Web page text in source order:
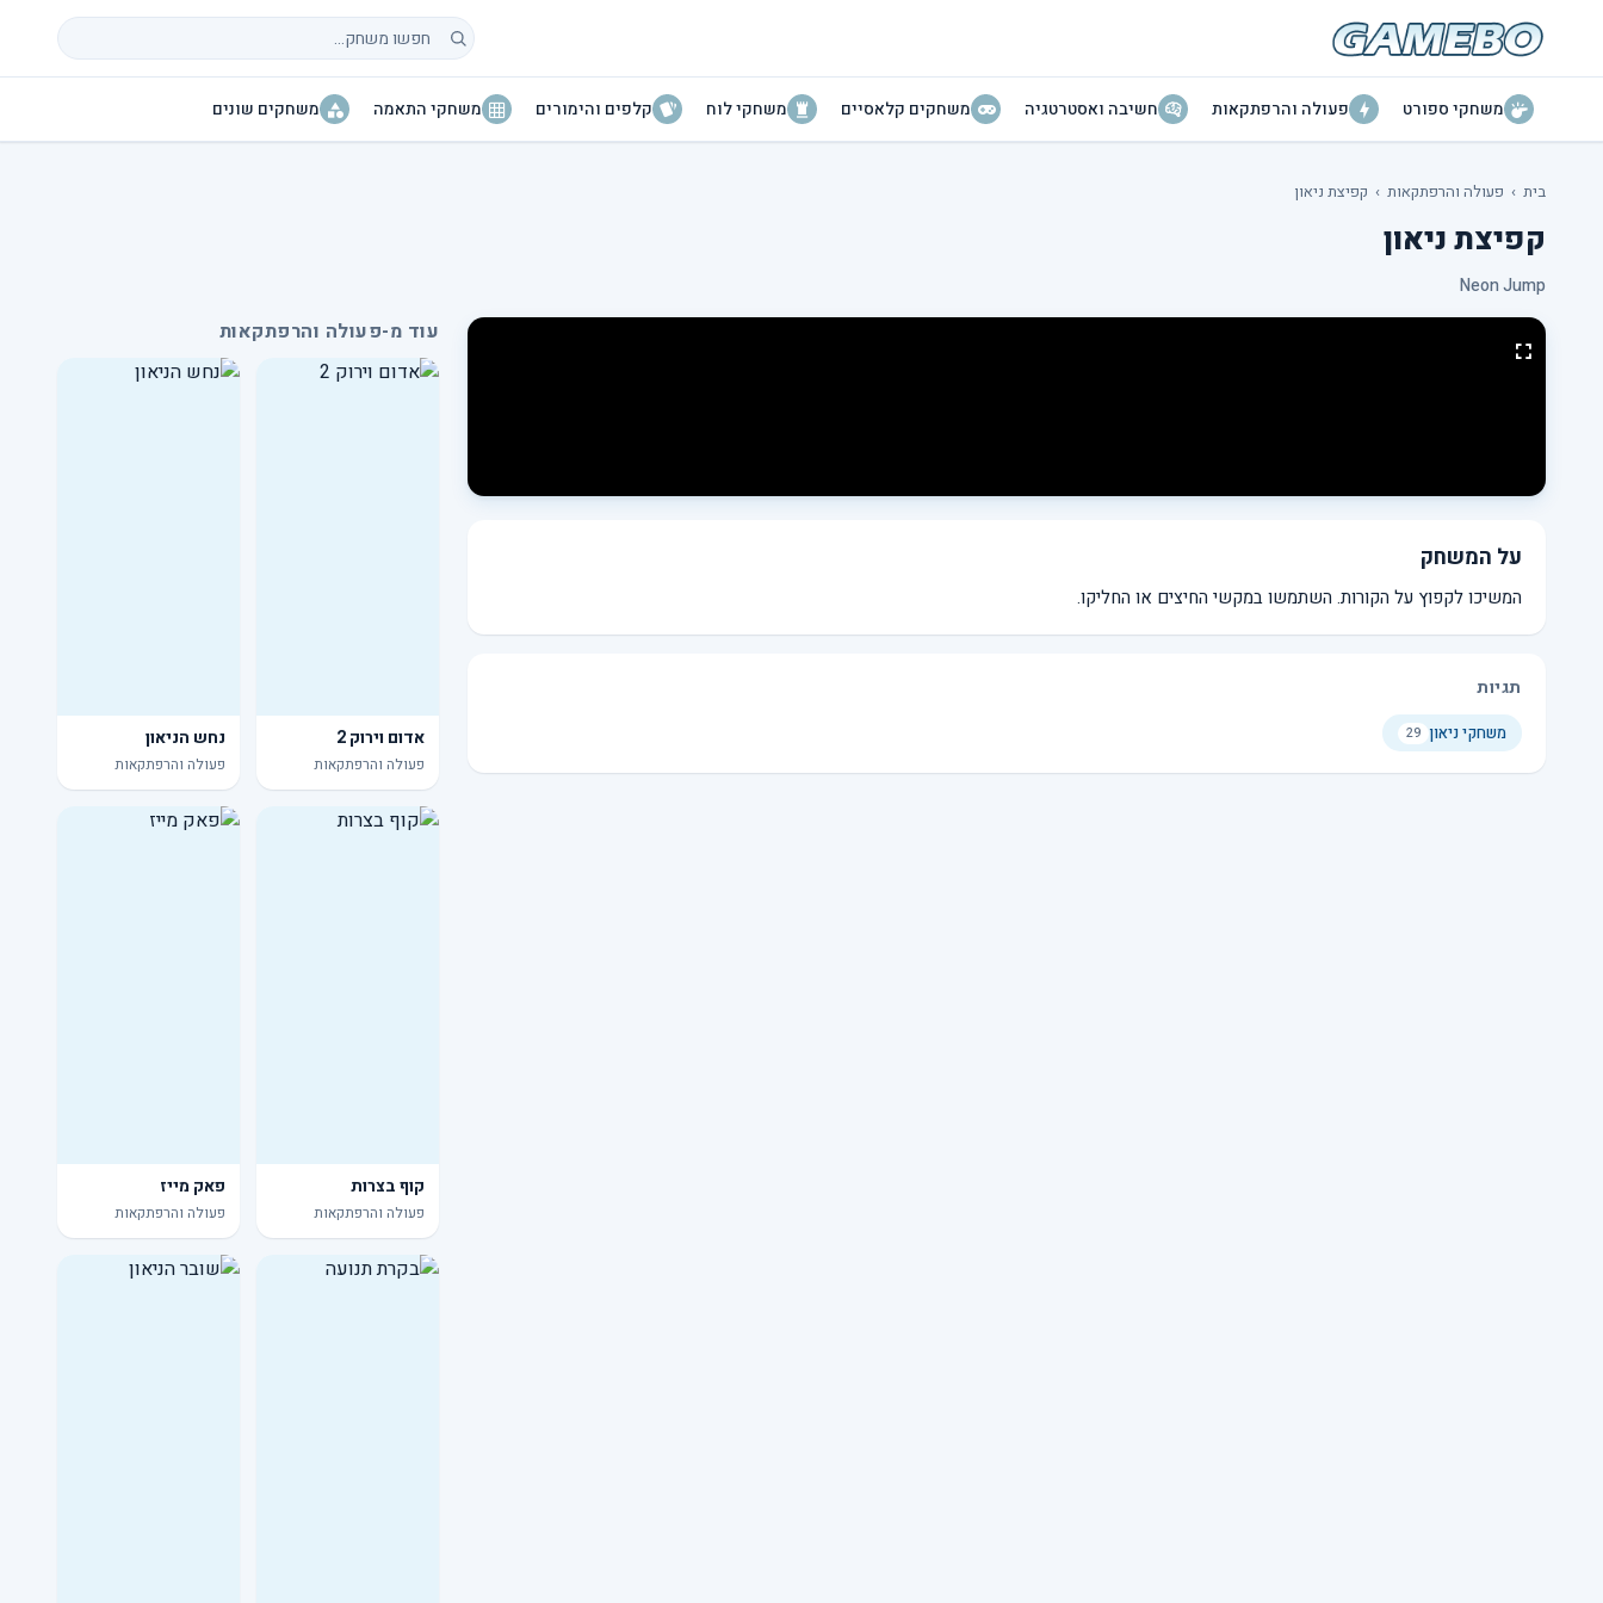
חיפוש משחקים
משחקי ספורט פעולה והרפתקאות חשיבה ואסטרטגיה משחקים קלאסיים משחקי לוח קלפים והימורים משחקי התאמה משחקים שונים
בית › פעולה והרפתקאות › קפיצת ניאון
קפיצת ניאון
Neon Jump
על המשחק
המשיכו לקפוץ על הקורות. השתמשו במקשי החיצים או החליקו.
תגיות
משחקי ניאון 29
עוד מ-פעולה והרפתקאות
אדום וירוק 2
פעולה והרפתקאות
נחש הניאון
פעולה והרפתקאות
קוף בצרות
פעולה והרפתקאות
פאק מייז
פעולה והרפתקאות